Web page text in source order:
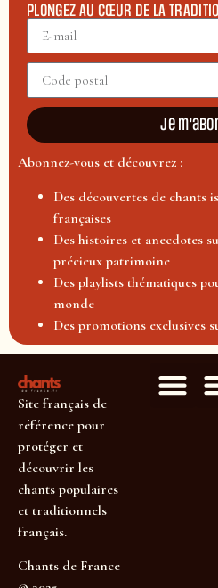
PLONGEZ AU CŒUR DE LA
Je
Abonnez-vous et découvrez :
Des découvertes de chants
françaises
Des histoires et anecdotes
précieux patrimoine
Des playlists thématiques
monde
Des promotions exclusives
Site français de
référence pour
protéger et
découvrir les
chants populaires
et traditionnels
français.
Chants de France